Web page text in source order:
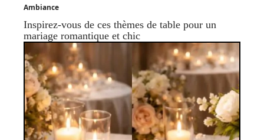
Ambiance
Inspirez-vous de ces thèmes de table pour un
mariage romantique et chic